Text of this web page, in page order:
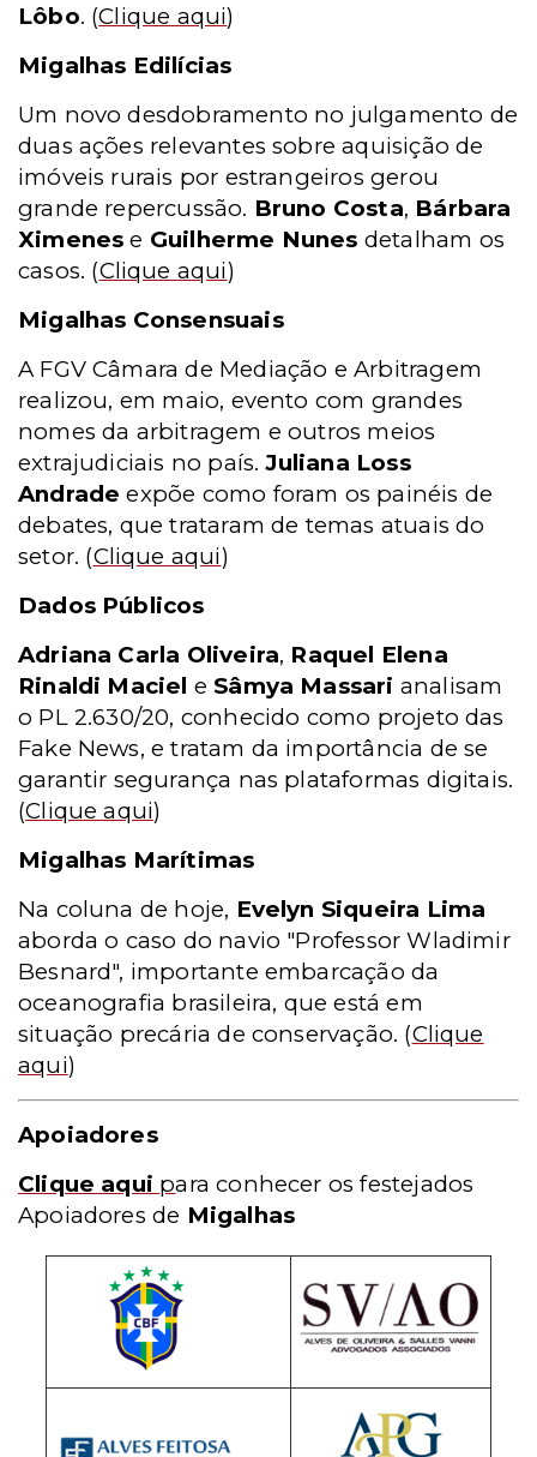
Lôbo. (Clique aqui)
Migalhas Edilícias
Um novo desdobramento no julgamento de
duas ações relevantes sobre aquisição de
imóveis rurais por estrangeiros gerou
grande repercussão. Bruno Costa, Bárbara
Ximenes e Guilherme Nunes detalham os
casos. (Clique aqui)
Migalhas Consensuais
A FGV Câmara de Mediação e Arbitragem
realizou, em maio, evento com grandes
nomes da arbitragem e outros meios
extrajudiciais no país.Juliana Loss
Andrade expõe como foram os painéis de
debates, que trataram de temas atuais do
setor. (Clique aqui)
Dados Públicos
Adriana Carla Oliveira, Raquel Elena
Rinaldi Maciel eSâmya Massari analisam
o PL 2.630/20, conhecido como projeto das
Fake News, e tratam da importância de se
garantir segurança nas plataformas digitais.
(Clique aqui)
Migalhas Marítimas
Na coluna de hoje, Evelyn Siqueira Lima
aborda o caso do navio "Professor Wladimir
Besnard", importante embarcação da
oceanografia brasileira, que está em
situação precária de conservação. (Clique
aqui)
Apoiadores
Clique aqui para conhecer os festejados
Apoiadores de Migalhas